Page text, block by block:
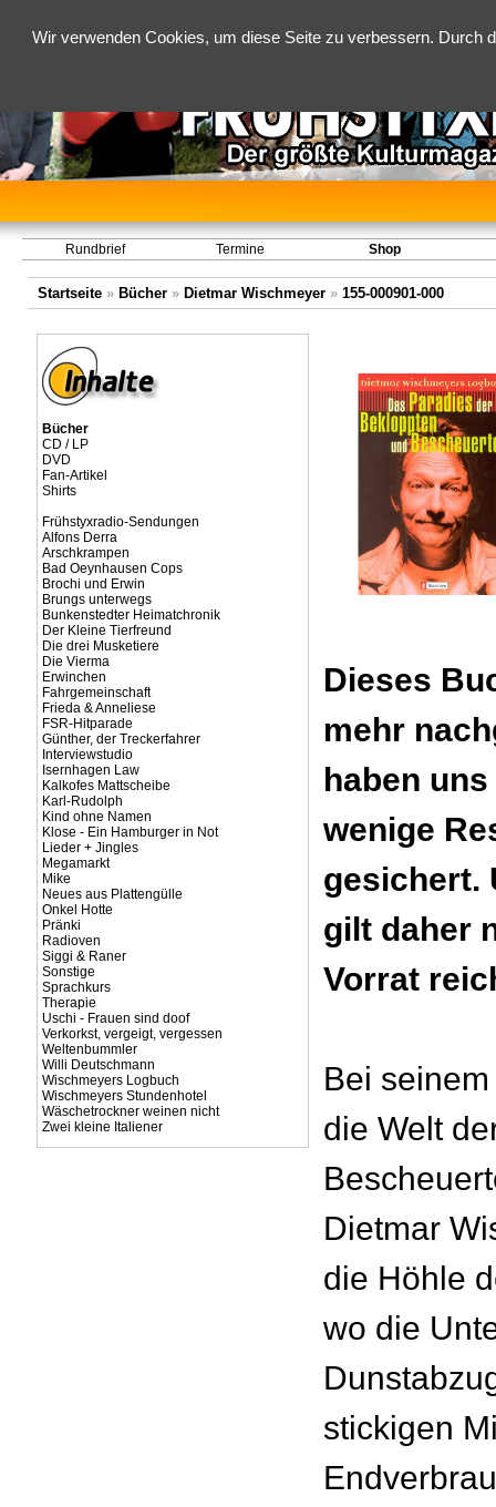
Wir verwenden Cookies, um diese Seite zu verbessern.
Rundbrief Termine Shop
Startseite» Bücher» Dietmar Wischmeyer» 155-000901-000
Bücher
CD / LP
DVD
Fan-Artikel
Shirts
Frühstyxradio-Sendungen
Alfons Derra
Arschkrampen
Bad Oeynhausen Cops
Brochi und Erwin
Brungs unterwegs
Bunkenstedter Heimatchronik
Der Kleine Tierfreund
Die drei Musketiere
Die Vierma
Erwinchen
Fahrgemeinschaft
Frieda & Anneliese
FSR-Hitparade
Günther, der Treckerfahrer
Interviewstudio
Isernhagen Law
Kalkofes Mattscheibe
Karl-Rudolph
Kind ohne Namen
Klose - Ein Hamburger in Not
Lieder + Jingles
Megamarkt
Mike
Neues aus Plattengülle
Onkel Hotte
Pränki
Radioven
Siggi & Raner
Sonstige
Sprachkurs
Therapie
Uschi - Frauen sind doof
Verkorkst, vergeigt, vergessen
Weltenbummler
Willi Deutschmann
Wischmeyers Logbuch
Wischmeyers Stundenhotel
Wäschetrockner weinen nicht
Zwei kleine Italiener
Dieses
mehr
haben
wenige
gesichert.
gilt daher
Vorrat
Bei
die Welt
Dietmar
die Höhle
wo die
stickigen